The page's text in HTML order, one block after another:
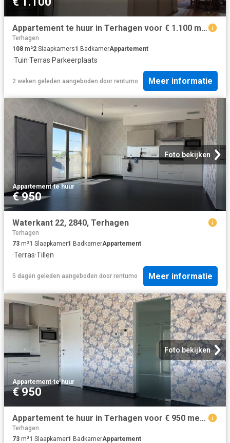
Appartement te huur in Terhagen voor € 1.100 met 2 slaapkamers
Terhagen
108 m²2 Slaapkamers1 BadkamerAppartement
·Tuin·Terras·Parkeerplaats
2 weken geleden aangeboden door rentumo Meer informatie
Foto bekijken
Appartement·te huur
€ 950
Waterkant 22, 2840, Terhagen
Terhagen
73 m²1 Slaapkamer1 BadkamerAppartement
·Terras·Tillen
5 dagen geleden aangeboden door rentumo Meer informatie
Foto bekijken
Appartement·te huur
€ 950
Appartement te huur in Terhagen voor € 950 met 1 slaapkamer
Terhagen
73 m²1 Slaapkamer1 BadkamerAppartement